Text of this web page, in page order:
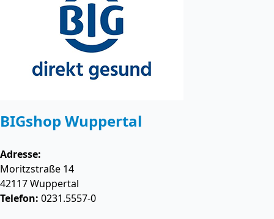
BIGshop Wuppertal
Adresse:
Moritzstraße 14
42117Wuppertal
Telefon: 0231.5557-0